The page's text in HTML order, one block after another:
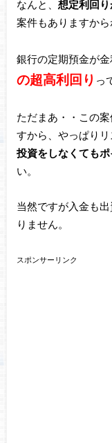
なんと、 想定利回
案件もありますから
銀行の定期預金が金
の超高利回り っ
ただまあ・・この
すから、やっぱり
投資をしなくても
い。
当然ですが入金も
りません。
スポンサーリンク